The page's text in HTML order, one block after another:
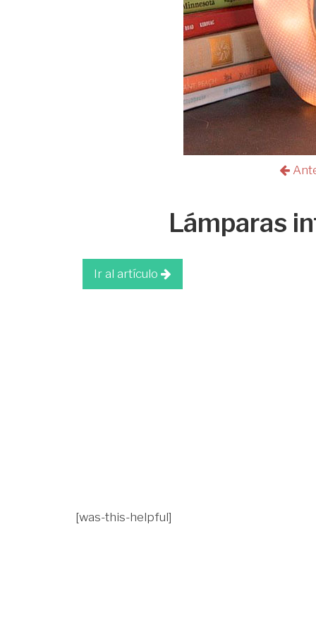
Lámparas
Ir al artículo
[was-this-helpful]